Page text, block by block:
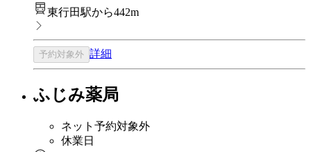
東行田駅から442m
予約対象外 詳細
ふじみ薬局
ネット予約対象外
休業日